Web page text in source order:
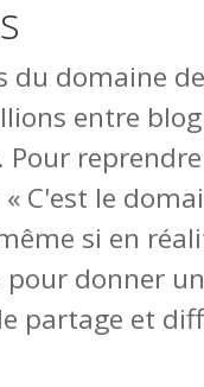
du domaine
entre
C'est le
si en
donner
partage et